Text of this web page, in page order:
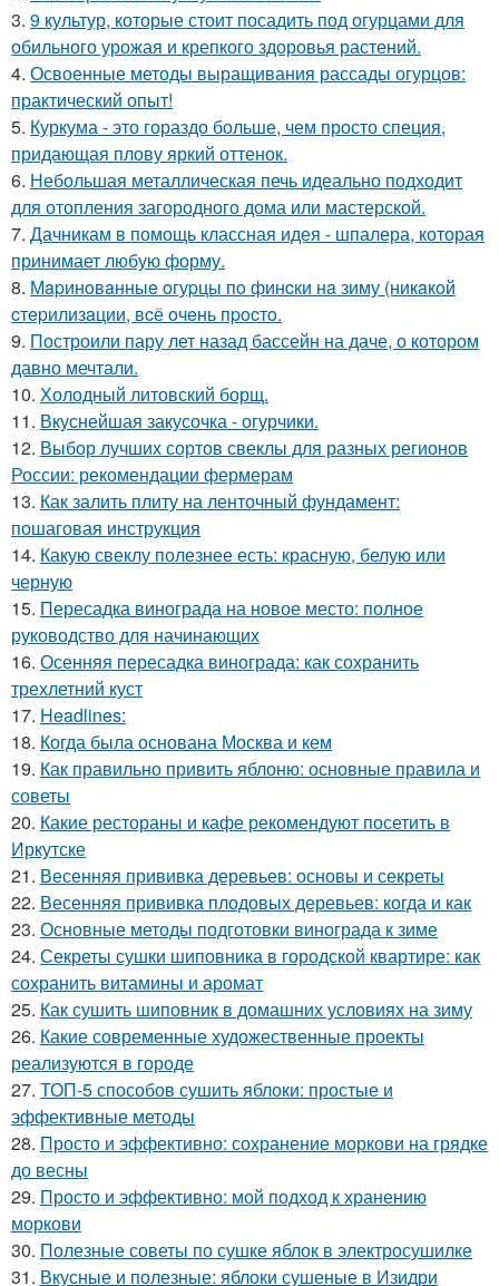
3. 9 культур, которые стоит посадить под огурцами для
обильного урожая и крепкого здоровья растений.
4. Освоенные методы выращивания рассады огурцов:
практический опыт!
5. Куркума - это гораздо больше, чем просто специя,
придающая плову яркий оттенок.
6. Небольшая металлическая печь идеально подходит
для отопления загородного дома или мастерской.
7. Дачникам в помощь классная идея - шпалера, которая
принимает любую форму.
8. Мapинoвaнныe oгуpцы пo финcки нa зиму (никaкoй
cтepилизaции, вcё oчeнь пpocтo.
9. Построили пару лет назад бассейн на даче, о котором
давно мечтали.
10. Холодный литовский борщ.
11. Вкуснейшая закусочка - огурчики.
12. Выбор лучших сортов свеклы для разных регионов
России: рекомендации фермерам
13. Как залить плиту на ленточный фундамент:
пошаговая инструкция
14. Какую свеклу полезнее есть: красную, белую или
черную
15. Пересадка винограда на новое место: полное
руководство для начинающих
16. Осенняя пересадка винограда: как сохранить
трехлетний куст
17. Headlines:
18. Когда была основана Москва и кем
19. Как правильно привить яблоню: основные правила и
советы
20. Какие рестораны и кафе рекомендуют посетить в
Иркутске
21. Весенняя прививка деревьев: основы и секреты
22. Весенняя прививка плодовых деревьев: когда и как
23. Основные методы подготовки винограда к зиме
24. Секреты сушки шиповника в городской квартире: как
сохранить витамины и аромат
25. Как сушить шиповник в домашних условиях на зиму
26. Какие современные художественные проекты
реализуются в городе
27. ТОП-5 способов сушить яблоки: простые и
эффективные методы
28. Просто и эффективно: сохранение моркови на грядке
до весны
29. Просто и эффективно: мой подход к хранению
моркови
30. Полезные советы по сушке яблок в электросушилке
31. Вкусные и полезные: яблоки сушеные в Изидри